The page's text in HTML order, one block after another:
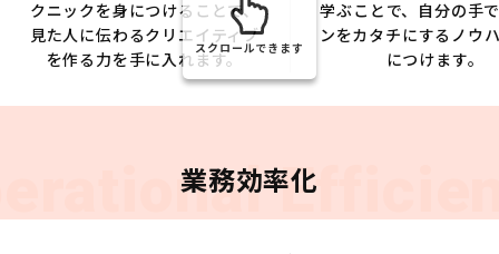
クニックを身につけることで、
見た人に伝わるクリエイティブ
を作る力を手に入れます。
学ぶことで、自分の手
ンをカタチにするノウ
につけます。
スクロールできます
業務効率化